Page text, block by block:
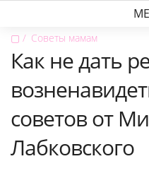
▢ Советы мамам
Как не дать
советов от
Лабковского